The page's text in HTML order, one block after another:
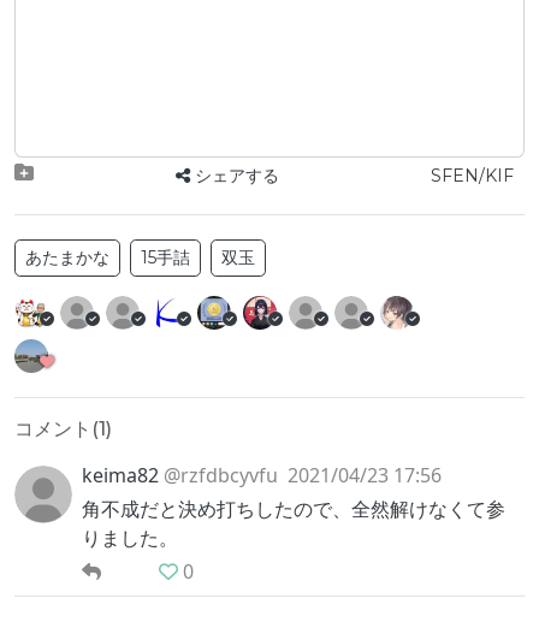
シェアする SFEN/KIF
あたまかな 15手詰 双玉
コメント(1)
keima82 @rzfdbcyvfu 2021/04/23 17:56
角不成だと決め打ちしたので、全然解けなくて参
りました。
0